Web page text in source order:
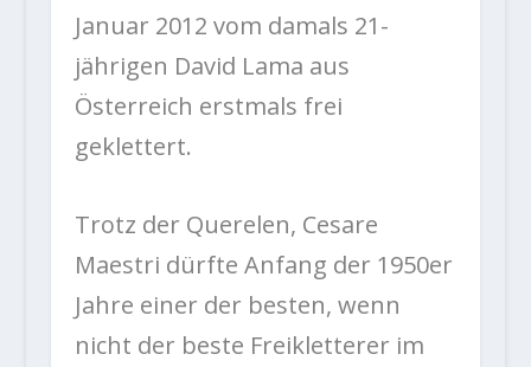
Januar 2012 vom damals 21-
jährigen David Lama aus
Österreich erstmals frei
geklettert.
Trotz der Querelen, Cesare
Maestri dürfte Anfang der 1950er
Jahre einer der besten, wenn
nicht der beste Freikletterer im